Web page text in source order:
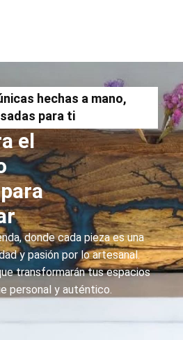
hechas a mano,
para ti
el
donde cada pieza es una
y pasión por lo artesanal.
transformarán tus espacios
personal y auténtico.